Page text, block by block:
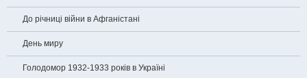
До річниці війни в Афганістані
День миру
Голодомор 1932-1933 років в Україні